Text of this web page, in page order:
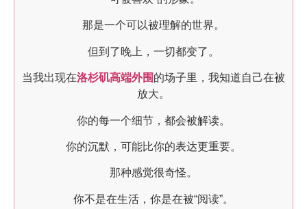
那是一个可以被理解的世界。
但到了晚上，一切都变了。
当我出现在洛杉矶高端外围 的场子里，我知道自己在被
放大。
你的每一个细节，都会被解读。
你的沉默，可能比你的表达更重要。
那种感觉很奇怪。
你不是在生活，你是在被“阅读”。